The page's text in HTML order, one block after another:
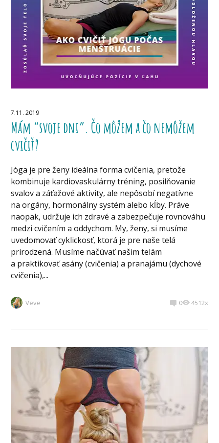
7.11. 2019
Mám “svoje dni”. Čo môžem a čo nemôžem
cvičiť?
Jóga je pre ženy ideálna forma cvičenia, pretože
kombinuje kardiovaskulárny tréning, posilňovanie
svalov a záťažové aktivity, ale nepôsobí negatívne
na orgány, hormonálny systém alebo kĺby. Práve
naopak, udržuje ich zdravé a zabezpečuje rovnováhu
medzi cvičením a oddychom. My, ženy, si musíme
uvedomovať cyklickosť, ktorá je pre naše telá
prirodzená. Musíme načúvať našim telám
a praktikovať asány (cvičenia) a pranajámu (dychové
cvičenia),...
Veve 0 4512x